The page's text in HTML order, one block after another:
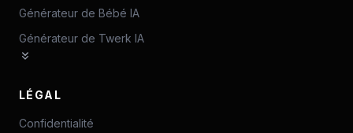
Générateur de Bébé IA
Générateur de Twerk IA
LÉGAL
Confidentialité